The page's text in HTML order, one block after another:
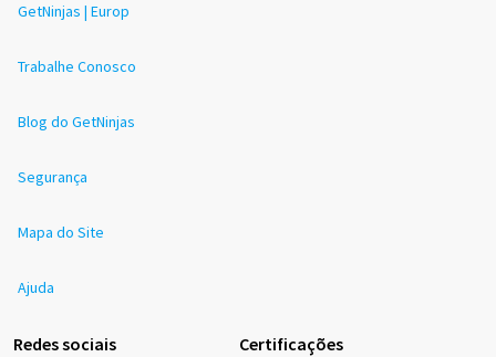
GetNinjas | Europ
Trabalhe Conosco
Blog do GetNinjas
Segurança
Mapa do Site
Ajuda
Redes sociais Certificações